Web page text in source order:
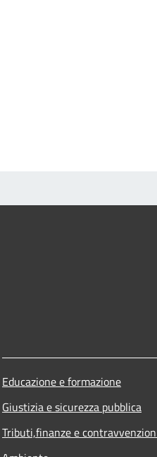
Educazione e formazione
Giustizia e sicurezza pubblica
Tributi,finanze e